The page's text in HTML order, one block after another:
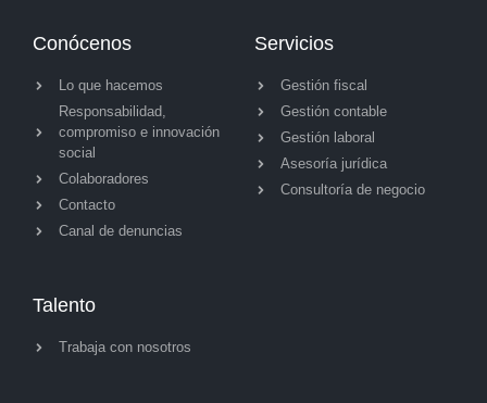
Conócenos
Lo que hacemos
Responsabilidad,
compromiso e innovación
social
Colaboradores
Contacto
Canal de denuncias
Servicios
Gestión fiscal
Gestión contable
Gestión laboral
Asesoría jurídica
Consultoría de negocio
Talento
Trabaja con nosotros